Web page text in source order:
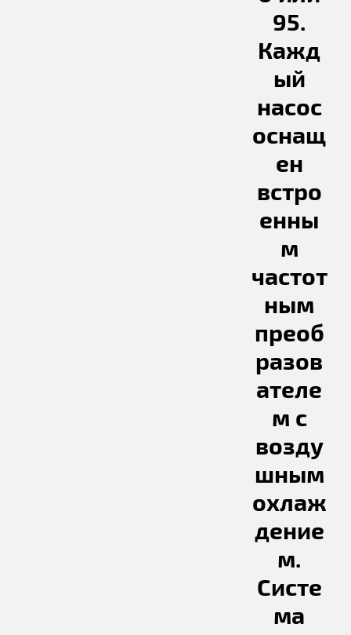
95.
Кажд
ый
насос
оснащ
ен
встро
енны
м
частот
ным
преоб
разов
ателе
м с
возду
шным
охлаж
дение
м.
Систе
ма